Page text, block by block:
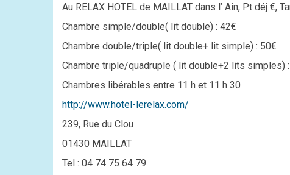
Au RELAX HOTEL de MAILLAT dans l’ Ain, Pt déj €,
Chambre simple/double( lit double) : 42€
Chambre double/triple( lit double+ lit simple) : 50€
Chambre triple/quadruple ( lit double+2 lits simples)
Chambres libérables entre 11 h et 11 h 30
http://www.hotel-lerelax.com/
239, Rue du Clou
01430 MAILLAT
Tel : 04 74 75 64 79